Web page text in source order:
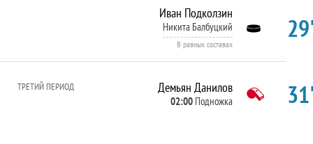
Иван Подколзин
Никита Балбуцкий
В равных составах
ТРЕТИЙ ПЕРИОД Демьян Данилов
02:00 Подножка